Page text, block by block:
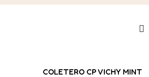
COLETERO CP VICHY MINT